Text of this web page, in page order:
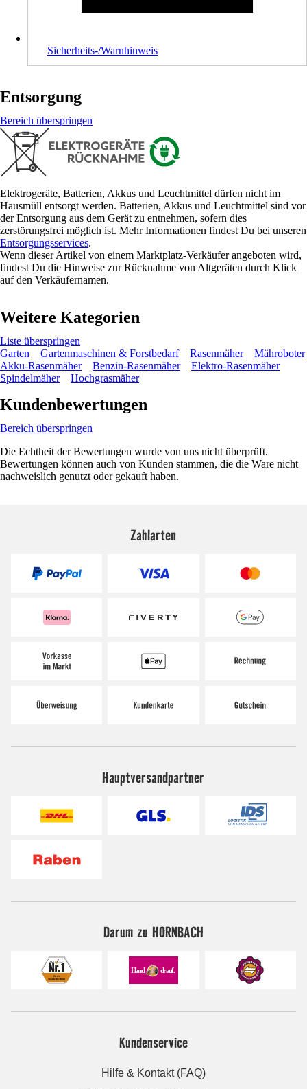
Sicherheits-/Warnhinweis
Entsorgung
Bereich überspringen
Elektrogeräte, Batterien, Akkus und Leuchtmittel dürfen nicht im
Hausmüll entsorgt werden. Batterien, Akkus und Leuchtmittel sind vor
der Entsorgung aus dem Gerät zu entnehmen, sofern dies
zerstörungsfrei möglich ist. Mehr Informationen findest Du bei unseren
Entsorgungsservices.
Wenn dieser Artikel von einem Marktplatz-Verkäufer angeboten wird,
findest Du die Hinweise zur Rücknahme von Altgeräten durch Klick
auf den Verkäufernamen.
Weitere Kategorien
Liste überspringen
Garten
Gartenmaschinen & Forstbedarf Rasenmäher
Mähroboter
Akku-Rasenmäher
Benzin-Rasenmäher
Elektro-Rasenmäher
Spindelmäher
Hochgrasmäher
Kundenbewertungen
Bereich überspringen
Die Echtheit der Bewertungen wurde von uns nicht überprüft.
Bewertungen können auch von Kunden stammen, die die Ware nicht
nachweislich genutzt oder gekauft haben.
Zahlarten
Hauptversandpartner
Darum zu HORNBACH
Kundenservice
Hilfe & Kontakt (FAQ)